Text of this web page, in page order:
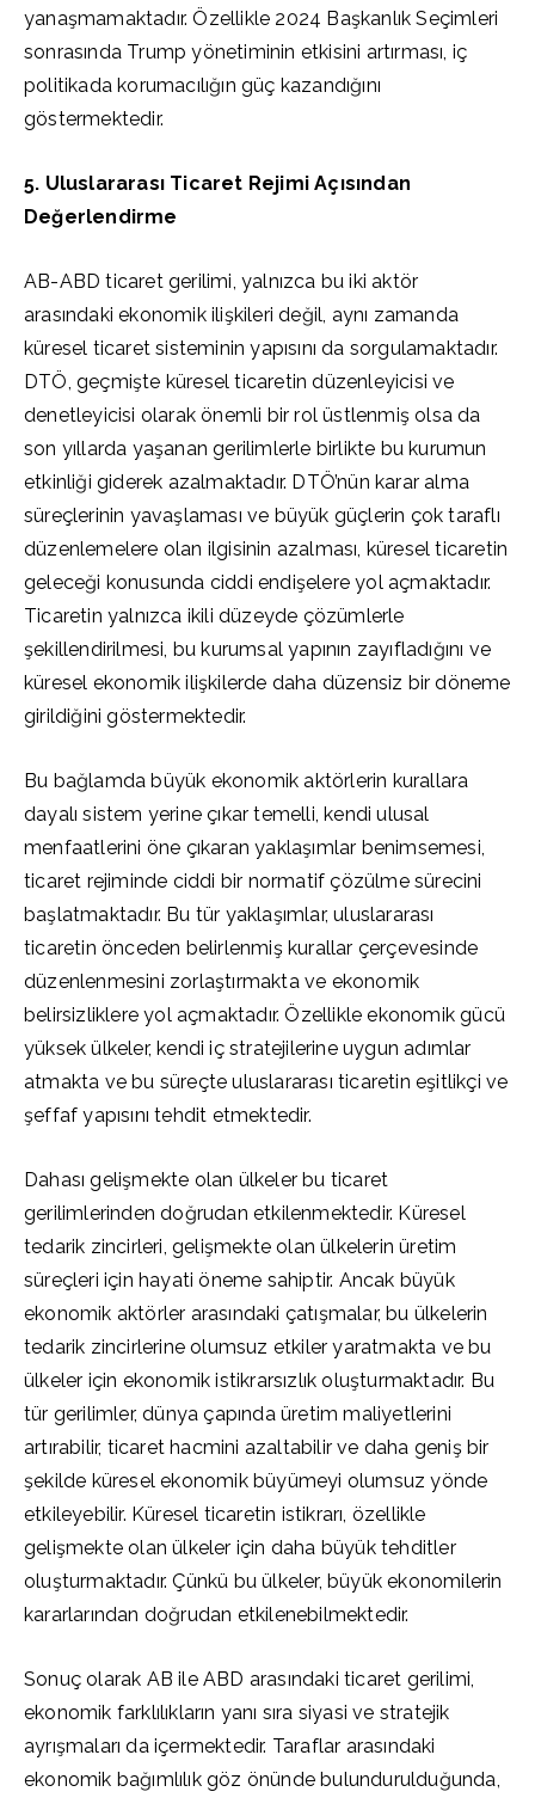
yanaşmamaktadır. Özellikle 2024 Başkanlık Seçimleri
sonrasında Trump yönetiminin etkisini artırması, iç
politikada korumacılığın güç kazandığını
göstermektedir.
5. Uluslararası Ticaret Rejimi Açısından
Değerlendirme
AB-ABD ticaret gerilimi, yalnızca bu iki aktör
arasındaki ekonomik ilişkileri değil, aynı zamanda
küresel ticaret sisteminin yapısını da sorgulamaktadır.
DTÖ, geçmişte küresel ticaretin düzenleyicisi ve
denetleyicisi olarak önemli bir rol üstlenmiş olsa da
son yıllarda yaşanan gerilimlerle birlikte bu kurumun
etkinliği giderek azalmaktadır. DTÖ’nün karar alma
süreçlerinin yavaşlaması ve büyük güçlerin çok taraflı
düzenlemelere olan ilgisinin azalması, küresel ticaretin
geleceği konusunda ciddi endişelere yol açmaktadır.
Ticaretin yalnızca ikili düzeyde çözümlerle
şekillendirilmesi, bu kurumsal yapının zayıfladığını ve
küresel ekonomik ilişkilerde daha düzensiz bir döneme
girildiğini göstermektedir.
Bu bağlamda büyük ekonomik aktörlerin kurallara
dayalı sistem yerine çıkar temelli, kendi ulusal
menfaatlerini öne çıkaran yaklaşımlar benimsemesi,
ticaret rejiminde ciddi bir normatif çözülme sürecini
başlatmaktadır. Bu tür yaklaşımlar, uluslararası
ticaretin önceden belirlenmiş kurallar çerçevesinde
düzenlenmesini zorlaştırmakta ve ekonomik
belirsizliklere yol açmaktadır. Özellikle ekonomik gücü
yüksek ülkeler, kendi iç stratejilerine uygun adımlar
atmakta ve bu süreçte uluslararası ticaretin eşitlikçi ve
şeffaf yapısını tehdit etmektedir.
Dahası gelişmekte olan ülkeler bu ticaret
gerilimlerinden doğrudan etkilenmektedir. Küresel
tedarik zincirleri, gelişmekte olan ülkelerin üretim
süreçleri için hayati öneme sahiptir. Ancak büyük
ekonomik aktörler arasındaki çatışmalar, bu ülkelerin
tedarik zincirlerine olumsuz etkiler yaratmakta ve bu
ülkeler için ekonomik istikrarsızlık oluşturmaktadır. Bu
tür gerilimler, dünya çapında üretim maliyetlerini
artırabilir, ticaret hacmini azaltabilir ve daha geniş bir
şekilde küresel ekonomik büyümeyi olumsuz yönde
etkileyebilir. Küresel ticaretin istikrarı, özellikle
gelişmekte olan ülkeler için daha büyük tehditler
oluşturmaktadır. Çünkü bu ülkeler, büyük ekonomilerin
kararlarından doğrudan etkilenebilmektedir.
Sonuç olarak AB ile ABD arasındaki ticaret gerilimi,
ekonomik farklılıkların yanı sıra siyasi ve stratejik
ayrışmaları da içermektedir. Taraflar arasındaki
ekonomik bağımlılık göz önünde bulundurulduğunda,